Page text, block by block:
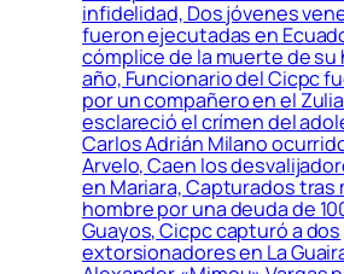
infidelidad, Dos jóvenes
fueron ejecutadas en
cómplice de la muerte de su
año, Funcionario del Cicpc
por un compañero en el
esclareció el crímen del
Carlos Adrián Milano
Arvelo, Caen los
en Mariara, Capturados tras
hombre por una deuda de
Guayos, Cicpc capturó a dos
extorsionadores en La